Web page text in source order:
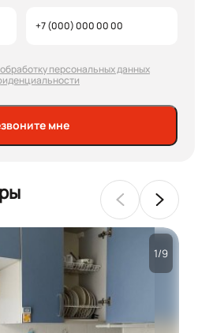
обработку персональных данных
мне
1/9